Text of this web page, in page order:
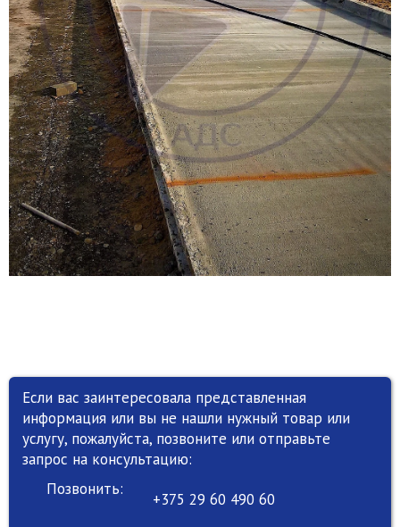
Если вас заинтересовала представленная
информация или вы не нашли нужный товар или
услугу, пожалуйста, позвоните или отправьте
запрос на консультацию:
Позвонить:
+375 29 60 490 60